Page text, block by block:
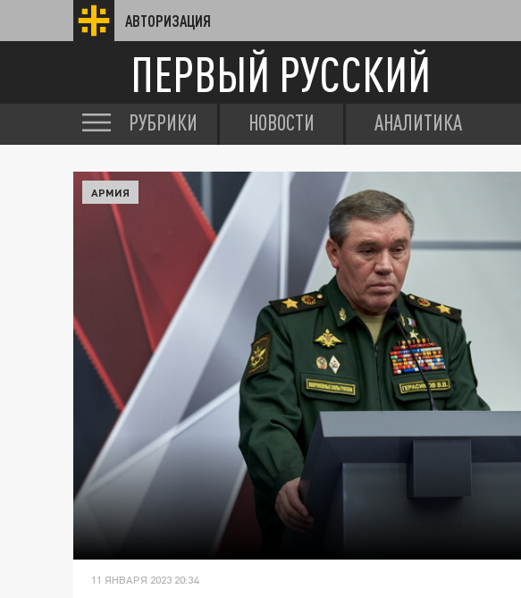
АВТОРИЗАЦИЯ
ПЕРВЫЙ РУССКИЙ
РУБРИКИ НОВОСТИ АНАЛИТИКА
АРМИЯ
11 ЯНВАРЯ 2023 20:34